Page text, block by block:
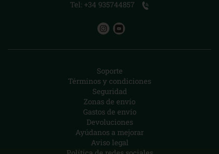
Tel: +34 935744857
Soporte
Términos y condiciones
Seguridad
Zonas de envío
Gastos de envío
Devoluciones
Ayúdanos a mejorar
Aviso legal